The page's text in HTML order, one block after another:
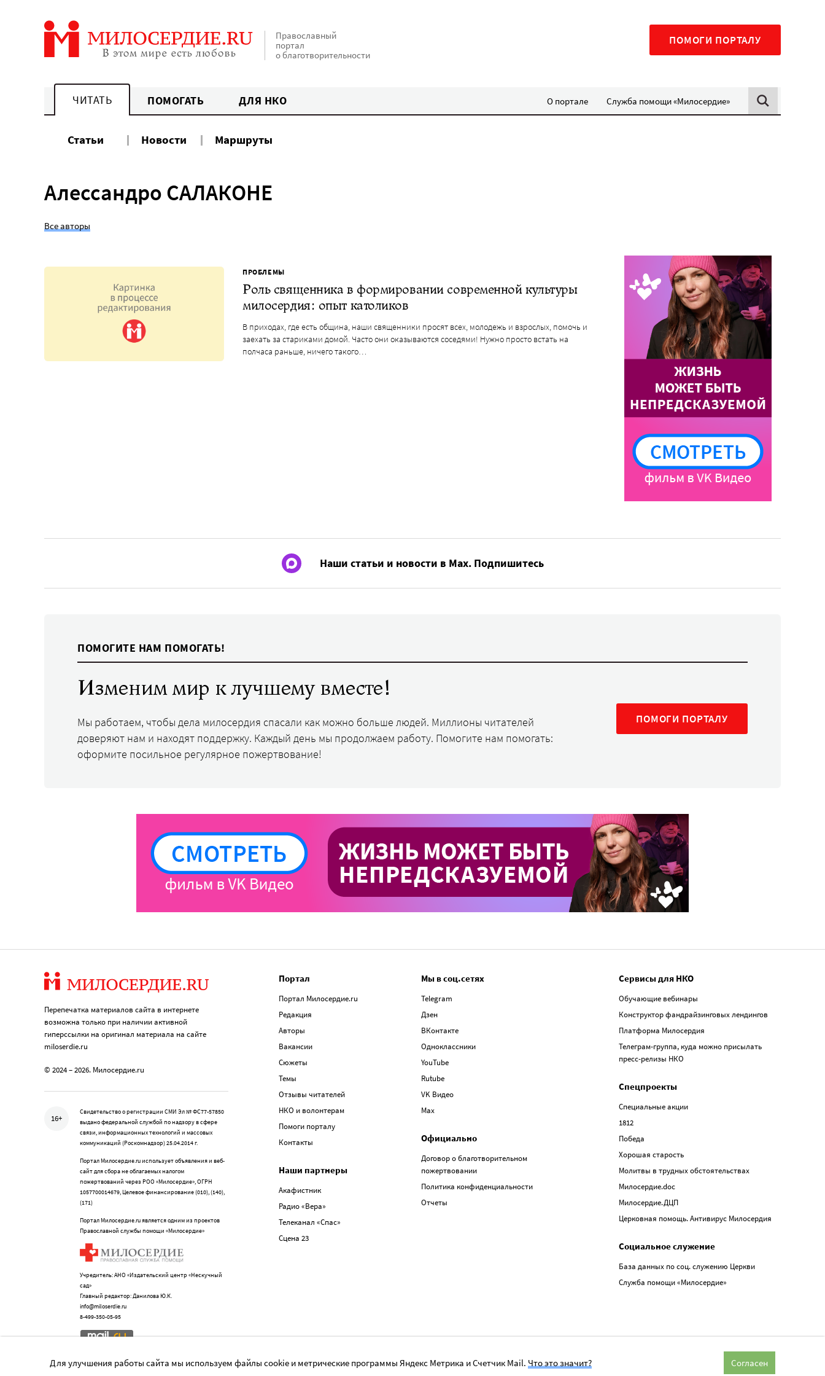
Православный
портал
о благотворительности
ПОМОГИ ПОРТАЛУ
ЧИТАТЬ ПОМОГАТЬ ДЛЯ НКО О портале Служба помощи «Милосердие»
Статьи Новости Маршруты
Алессандро САЛАКОНЕ
Все авторы
ПРОБЛЕМЫ
Роль священника в формировании современной культуры
милосердия: опыт католиков
В приходах, где есть община, наши священники просят всех, молодежь и взрослых, помочь и
заехать за стариками домой. Часто они оказываются соседями! Нужно просто встать на
полчаса раньше, ничего такого…
Наши статьи и новости в Max. Подпишитесь
ПОМОГИТЕ НАМ ПОМОГАТЬ!
Изменим мир к лучшему вместе!
Мы работаем, чтобы дела милосердия спасали как можно больше людей. Миллионы читателей
доверяют нам и находят поддержку. Каждый день мы продолжаем работу. Помогите нам помогать:
оформите посильное регулярное пожертвование!
ПОМОГИ ПОРТАЛУ
Перепечатка материалов сайта в интернете
возможна только при наличии активной
гиперссылки на оригинал материала на сайте
miloserdie.ru
© 2024 – 2026. Милосердие.ru
16+
Свидетельство о регистрации СМИ Эл № ФС77-57850
выдано федеральной службой по надзору в сфере
связи, информационных технологий и массовых
коммуникаций (Роскомнадзор) 25.04.2014 г.
Портал Милосердие.ru использует объявления и веб-
сайт для сбора не облагаемых налогом
пожертвований через РОО «Милосердие», ОГРН
1057700014679, Целевое финансирование (010), (140),
(171)
Портал Милосердие.ru является одним из проектов
Православной службы помощи «Милосердие»
Учредитель: АНО «Издательский центр «Нескучный
сад»
Главный редактор: Данилова Ю.К.
info@miloserdie.ru
8-499-350-05-95
Портал
Портал Милосердие.ru
Редакция
Авторы
Вакансии
Сюжеты
Темы
Отзывы читателей
НКО и волонтерам
Помоги порталу
Контакты
Наши партнеры
Акафистник
Радио «Вера»
Телеканал «Спас»
Сцена 23
Мы в соц.сетях
Telegram
Дзен
ВКонтакте
Одноклассники
YouTube
Rutube
VK Видео
Max
Официально
Договор о благотворительном
пожертвовании
Политика конфиденциальности
Отчеты
Сервисы для НКО
Обучающие вебинары
Конструктор фандрайзинговых лендингов
Платформа Милосердия
Телеграм-группа, куда можно присылать
пресс-релизы НКО
Спецпроекты
Специальные акции
1812
Победа
Хорошая старость
Молитвы в трудных обстоятельствах
Милосердие.doc
Милосердие.ДЦП
Церковная помощь. Антивирус Милосердия
Социальное служение
База данных по соц. служению Церкви
Служба помощи «Милосердие»
Для улучшения работы сайта мы используем файлы cookie и метрические программы Яндекс Метрика и Счетчик Mail.Что это значит? Согласен